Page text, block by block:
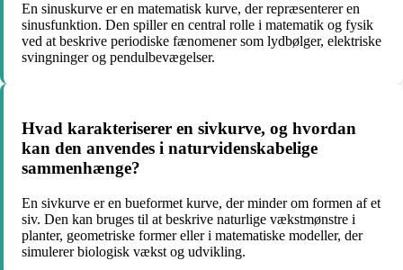
En sinuskurve er en matematisk kurve, der repræsenterer en
sinusfunktion. Den spiller en central rolle i matematik og fysik
ved at beskrive periodiske fænomener som lydbølger, elektriske
svingninger og pendulbevægelser.
Hvad karakteriserer en sivkurve, og hvordan
kan den anvendes i naturvidenskabelige
sammenhænge?
En sivkurve er en bueformet kurve, der minder om formen af et
siv. Den kan bruges til at beskrive naturlige vækstmønstre i
planter, geometriske former eller i matematiske modeller, der
simulerer biologisk vækst og udvikling.